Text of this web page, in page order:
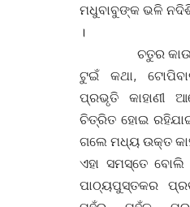
ମଧୁବାବୁଙ୍କ ଭଳି
।
ଚତୁର କାଉ ଭଳି,
ଟୁଇଁ କଥା,
ପ୍ରଭୃତି କାହାଣୀ
ଚିତ୍ରିତ ହୋଇ
ଗଲେ ମଧ୍ୟ ଉକ୍ତ
ଏହା ସମସ୍ତେ
ପାଠ୍ୟପୁସ୍ତକର